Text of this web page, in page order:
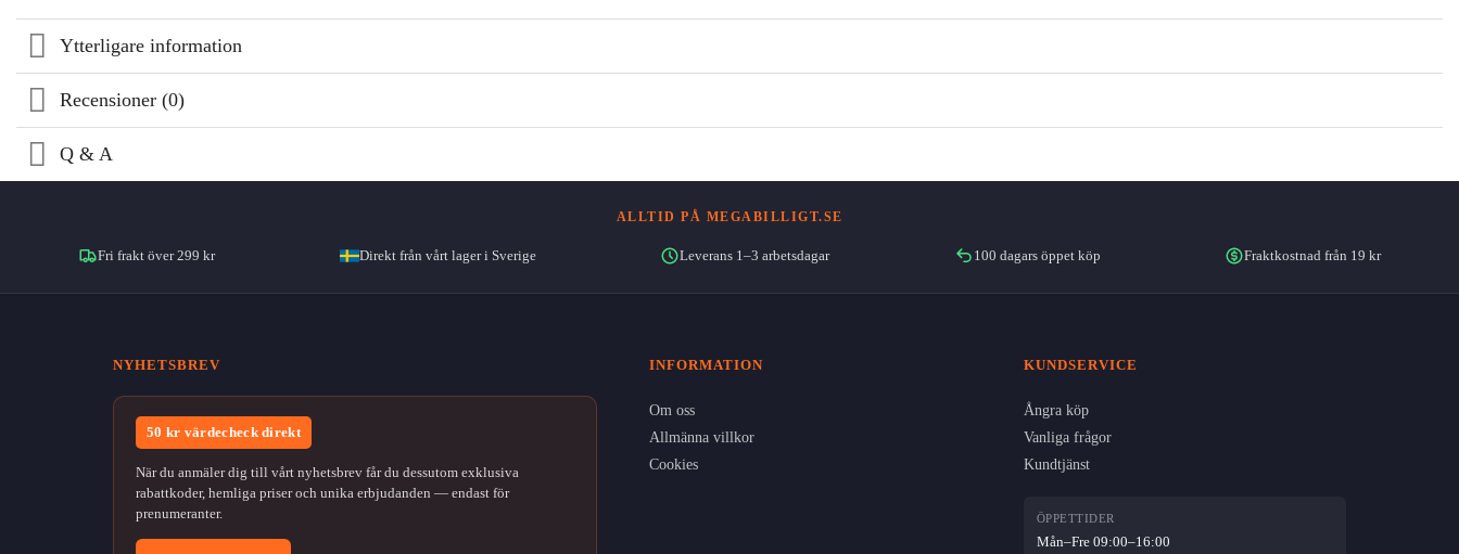
Ytterligare information
Recensioner (0)
Q & A
ALLTID PÅ MEGABILLIGT.SE
Fri frakt över 299 kr Direkt från vårt lager i Sverige Leverans 1–3 arbetsdagar 100 dagars öppet köp Fraktkostnad från 19 kr
NYHETSBREV
50 kr värdecheck direkt
När du anmäler dig till vårt nyhetsbrev får du dessutom exklusiva
rabattkoder, hemliga priser och unika erbjudanden — endast för
prenumeranter.
INFORMATION
Om oss
Allmänna villkor
Cookies
KUNDSERVICE
Ångra köp
Vanliga frågor
Kundtjänst
ÖPPETTIDER
Mån–Fre 09:00–16:00